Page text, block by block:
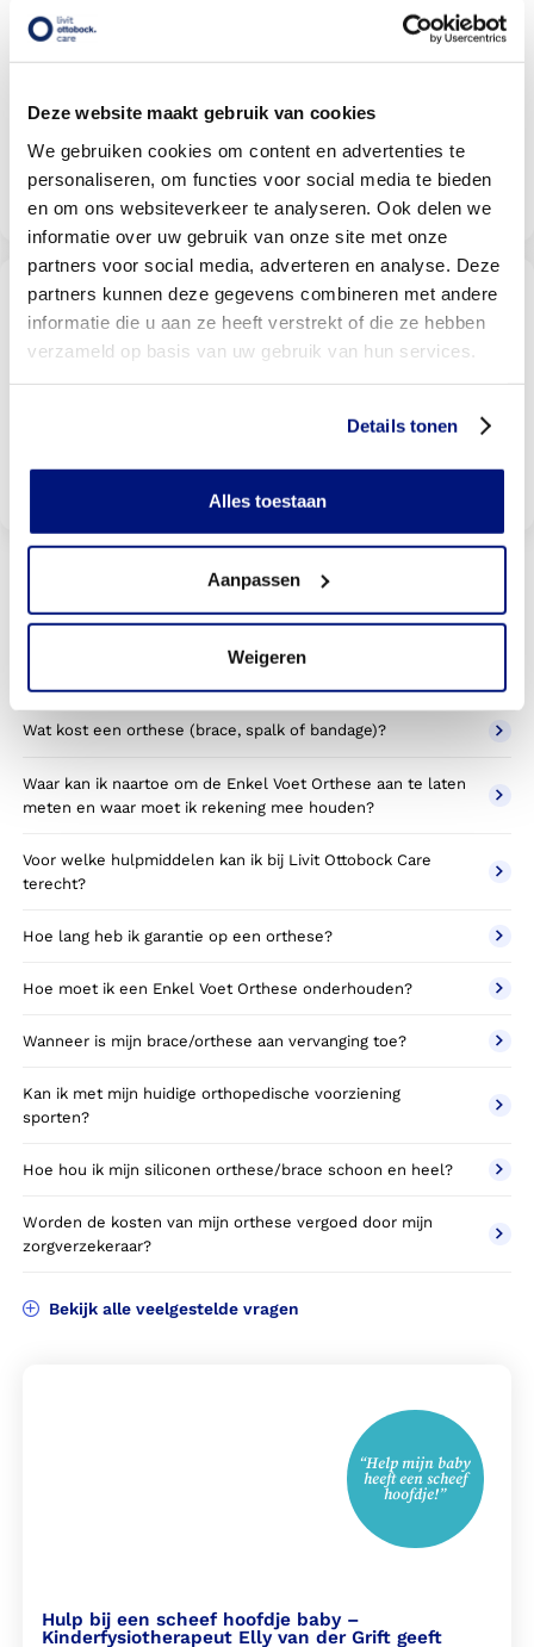
Deze website maakt gebruik van cookies
We gebruiken cookies om content en advertenties te
personaliseren, om functies voor social media te bieden
en om ons websiteverkeer te analyseren. Ook delen we
informatie over uw gebruik van onze site met onze
partners voor social media, adverteren en analyse. Deze
partners kunnen deze gegevens combineren met andere
informatie die u aan ze heeft verstrekt of die ze hebben
verzameld op basis van uw gebruik van hun services.
Details tonen
Alles toestaan
Aanpassen
Weigeren
Vind een Livit orthesen en
braces locatie bij u in de buurt
Met meer dan 140 locaties vindt u altijd een locatie bij
Livit vestiging zoeken
Wordt uw behandeling door uw
verzekering vergoed?
Selecteer uw verzekeraar om te kijken of u vergoed
Veelgestelde vragen
Waar moet ik op letten bij het dragen en onderhouden van
Wat kost een orthese (brace, spalk of bandage)?
Waar kan ik naartoe om de Enkel Voet Orthese aan te laten
meten en waar moet ik rekening mee houden?
Voor welke hulpmiddelen kan ik bij Livit Ottobock Care
terecht?
Hoe lang heb ik garantie op een orthese?
Hoe moet ik een Enkel Voet Orthese onderhouden?
Wanneer is mijn brace/orthese aan vervanging toe?
Kan ik met mijn huidige orthopedische voorziening
sporten?
Hoe hou ik mijn siliconen orthese/brace schoon en heel?
Worden de kosten van mijn orthese vergoed door mijn
zorgverzekeraar?
Bekijk alle veelgestelde vragen
“Help mijn baby
heeft een scheef
hoofdje!”
Hulp bij een scheef hoofdje baby –
Kinderfysiotherapeut Elly van der Grift geeft